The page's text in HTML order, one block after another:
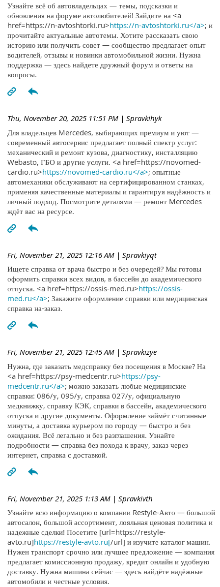
Узнайте всё об автовладельцах — темы, подсказки и
обновления на форуме автолюбителей! Зайдите на <a
href=https://n-avtoshtorki.ru>https://n-avtoshtorki.ru</a>; и
прочитайте актуальные автотемы. Хотите рассказать свою
историю или получить совет — сообщество предлагает опыт
водителей, отзывы и новинки автомобильной жизни. Нужна
поддержка — здесь найдете дружный форум и ответы на
вопросы.
Thu, November 20, 2025 11:51 PM | Spravkihyk
Для владельцев Mercedes, выбирающих премиум и уют —
современный автосервис предлагает полный спектр услуг:
механический и ремонт кузова, диагностику, инсталляцию
Webasto, ГБО и другие услуги. <a href=https://novomed-
cardio.ru>https://novomed-cardio.ru</a>; опытные
автомеханики обслуживают на сертифицированном станках,
применяя качественные материалы и гарантируя надёжность и
личный подход. Посмотрите деталями — ремонт Mercedes
ждёт вас на ресурсе.
Fri, November 21, 2025 12:16 AM | Spravkiyqt
Ищете справка от врача быстро и без очередей? Мы готовы
оформить справки всех видов, в бассейн до академического
отпуска. <a href=https://ossis-med.ru>https://ossis-
med.ru</a>; Закажите оформление справки или медицинская
справка на-заказ.
Fri, November 21, 2025 12:45 AM | Spravkizye
Нужна, где заказать медсправку без посещения в Москве? На
<a href=https://psy-medcentr.ru>https://psy-
medcentr.ru</a>; можно заказать любые медицинские
справки: 086/у, 095/у, справка 027/у, официальную
медкнижку, справку КЭК, справки в бассейн, академического
отпуска и другие документы. Оформление займёт считанные
минуты, а доставка курьером по городу — быстро и без
ожидания. Всё легально и без разглашения. Узнайте
подробности — справка без похода к врачу, заказ через
интернет, справка с доставкой.
Fri, November 21, 2025 1:13 AM | Spravkivth
Узнайте всю информацию о компании Restyle-Авто — большой
автосалон, большой ассортимент, лояльная ценовая политика и
надежные сделки! Посетите [url=https://restyle-
avto.ru]https://restyle-avto.ru[/url] и изучите каталог машин.
Нужен транспорт срочно или лучшее предложение — компания
предлагает комиссионную продажу, кредит онлайн и удобную
доставку. Нужна машина сейчас — здесь найдёте надёжные
автомобили и честные условия.